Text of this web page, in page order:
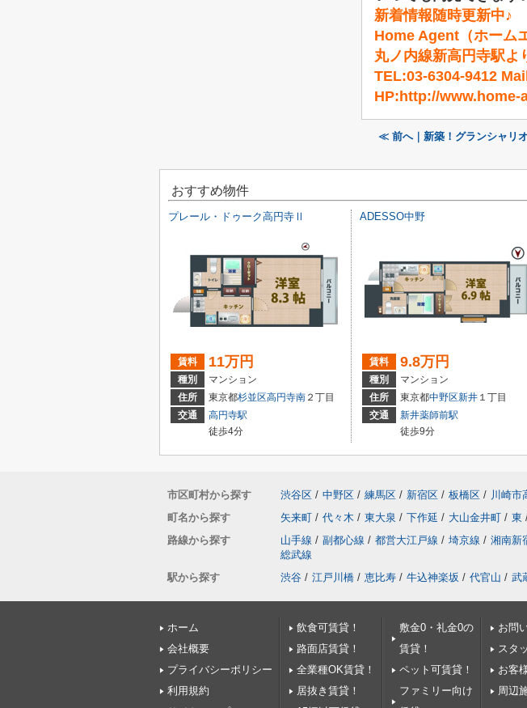
新着情報随時更新中♪
Home Agent（ホーム
丸ノ内線新高円寺駅
TEL:03-6304-9412
HP:http://www.home-
≪ 前へ｜新築！グランシャリオ
おすすめ物件
プレール・ドゥーク高円寺Ⅱ
賃料 11万円
種別
マンション
住所
東京都杉並区高円寺南 ２丁目
交通
高円寺駅
徒歩4分
ADESSO中野
賃料 9.8万円
種別
マンション
住所
東京都中野区新井 １丁目
交通
新井薬師前駅
徒歩9分
市区町村から探す 渋谷区 / 中野区 / 練馬区 / 新宿区 / 板橋区 / 川崎市
町名から探す
矢来町 / 代々木 / 東大泉 / 下作延 / 大山金井町 / 東
路線から探す
山手線 / 副都心線 / 都営大江戸線 / 埼京線 / 湘南新
総武線
駅から探す
渋谷 / 江戸川橋 / 恵比寿 / 牛込神楽坂 / 代官山 / 武
ホーム
会社概要
プライバシーポリシー
利用規約
飲食可賃貸！
路面店賃貸！
全業種OK賃貸！
居抜き賃貸！
敷金0・礼金0の
賃貸！
ペット可賃貸！
ファミリー向け
お問
スタ
お客
周辺